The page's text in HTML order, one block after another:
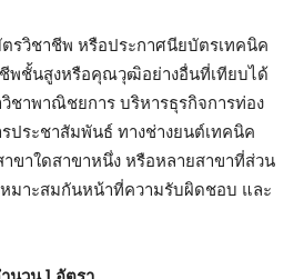
รวิชาชีพ หรือประกาศนียบัตรเทคนิค
พชั้นสูงหรือคุณวุฒิอย่างอื่นที่เทียบได้
ชาพาณิชยการ บริหารธุรกิจการท่อง
รประชาสัมพันธ์ ทางช่างยนต์เทคนิค
าขาใดสาขาหนึ่ง หรือหลายสาขาที่ส่วน
หมาะสมกันหน้าที่ความรับผิดชอบ และ